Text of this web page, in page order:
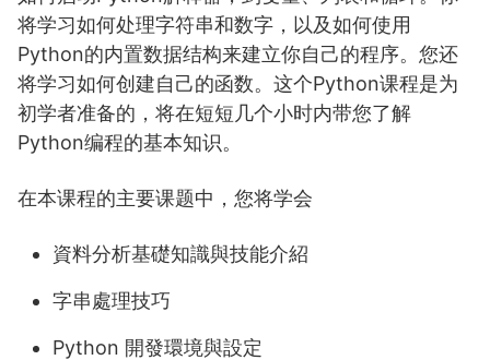
将学习如何处理字符串和数字，以及如何使用
Python的内置数据结构来建立你自己的程序。您还
将学习如何创建自己的函数。这个Python课程是为
初学者准备的，将在短短几个小时内带您了解
Python编程的基本知识。
在本课程的主要课题中，您将学会
資料分析基礎知識與技能介紹
字串處理技巧
Python 開發環境與設定